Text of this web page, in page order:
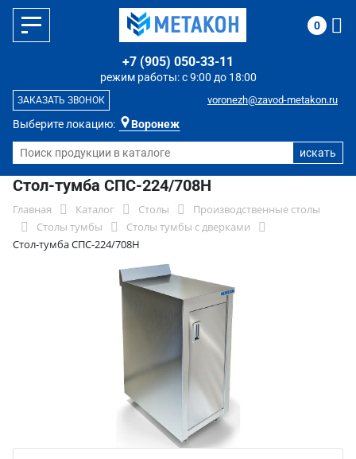
Выберите локацию: Воронеж
режим работы: с 9:00 до 18:00
+7 (905) 050-33-11
voronezh@zavod-metakon.ru
ЗАКАЗАТЬ ЗВОНОК
0
Стол-тумба СПС-224/708Н
Главная Каталог Столы
Производственные столы
Столы тумбы
Столы тумбы с дверками
Стол-тумба СПС-224/708Н